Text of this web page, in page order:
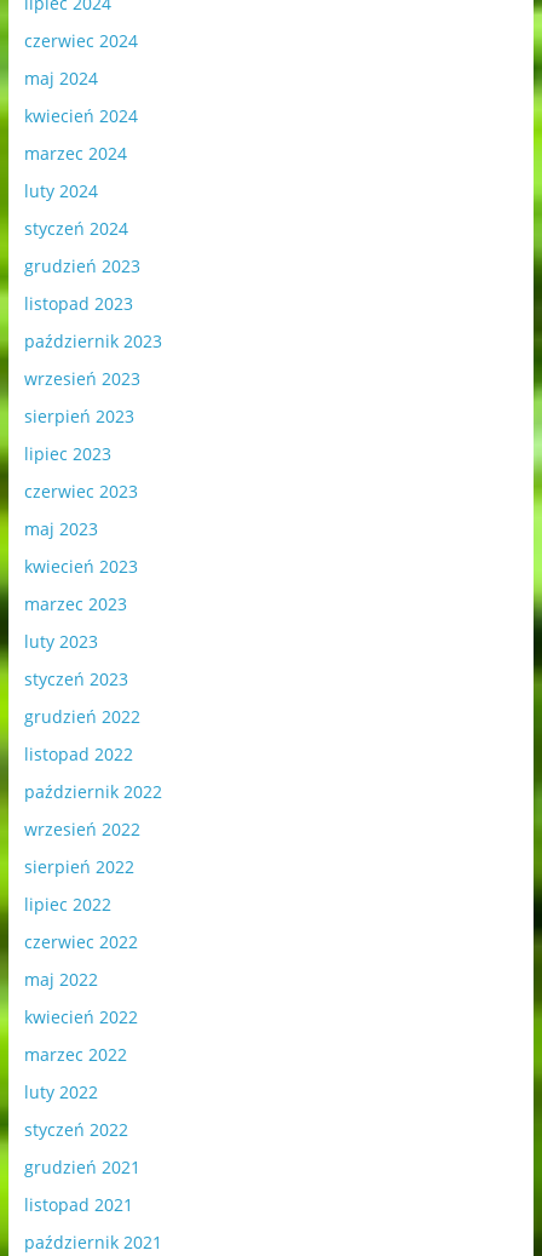
czerwiec 2024
maj 2024
kwiecień 2024
marzec 2024
luty 2024
styczeń 2024
grudzień 2023
listopad 2023
październik 2023
wrzesień 2023
sierpień 2023
lipiec 2023
czerwiec 2023
maj 2023
kwiecień 2023
marzec 2023
luty 2023
styczeń 2023
grudzień 2022
listopad 2022
październik 2022
wrzesień 2022
sierpień 2022
lipiec 2022
czerwiec 2022
maj 2022
kwiecień 2022
marzec 2022
luty 2022
styczeń 2022
grudzień 2021
listopad 2021
październik 2021